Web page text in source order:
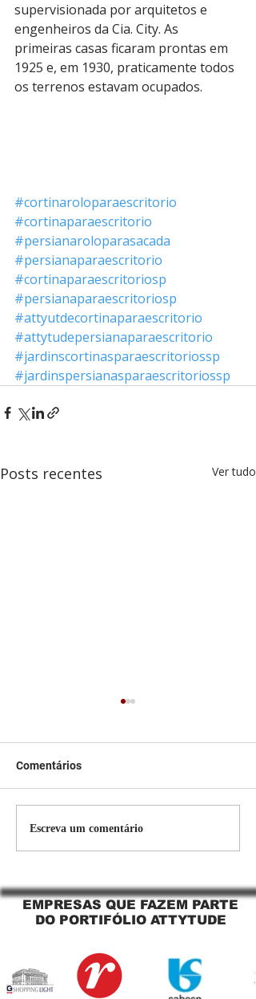
supervisionada por arquitetos e
engenheiros da Cia. City. As
primeiras casas ficaram prontas em
1925 e, em 1930, praticamente todos
os terrenos estavam ocupados.
#cortinaroloparaescritorio
#cortinaparaescritorio
#persianaroloparasacada
#persianaparaescritorio
#cortinaparaescritoriosp
#persianaparaescritoriosp
#attyutdecortinaparaescritorio
#attytudepersianaparaescritorio
#jardinscortinasparaescritoriossp
#jardinspersianasparaescritoriossp
Posts recentes Ver tudo
Persiana Rolo Tela Solar:
O Segredo para uma
Comentários
Escreva um comentário
EMPRESAS QUE FAZEM PARTE
DO PORTIFÓLIO ATTYTUDE